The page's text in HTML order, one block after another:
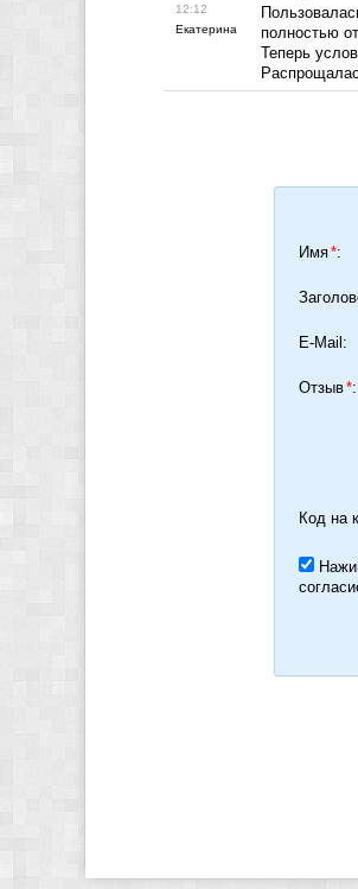
12:12
Екатерина
полностью
Теперь
Имя*:
E-Mail:
Отзыв*:
Код на